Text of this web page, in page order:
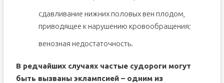
сдавливание нижних половых вен плодом,
приводящее к нарушению кровообращения;
венозная недостаточность.
В редчайших случаях частые судороги могут
быть вызваны эклампсией – одним из